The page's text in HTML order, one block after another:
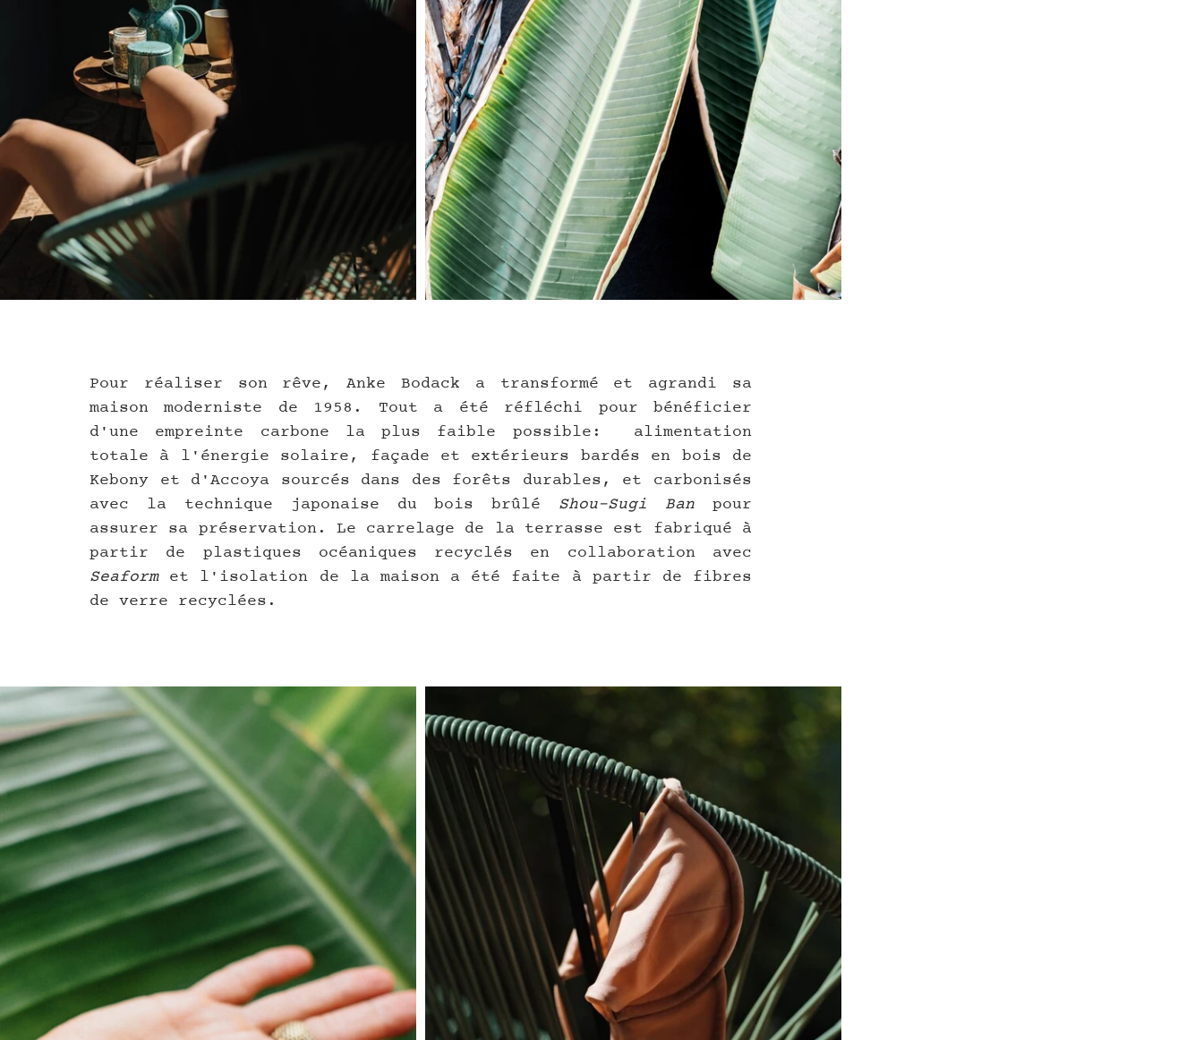
Pour réaliser son rêve, Anke Bodack a transformé et agrandi sa
maison moderniste de 1958. Tout a été réfléchi pour bénéficier
d'une empreinte carbone la plus faible possible:  alimentation
totale à l'énergie solaire, façade et extérieurs bardés en bois de
Kebony et d'Accoya sourcés dans des forêts durables, et carbonisés
avec la technique japonaise du bois brûlé Shou-Sugi Ban pour
assurer sa préservation. Le carrelage de la terrasse est fabriqué à
Seaform et l'isolation de la maison a été faite à partir de fibres
de verre recyclées.